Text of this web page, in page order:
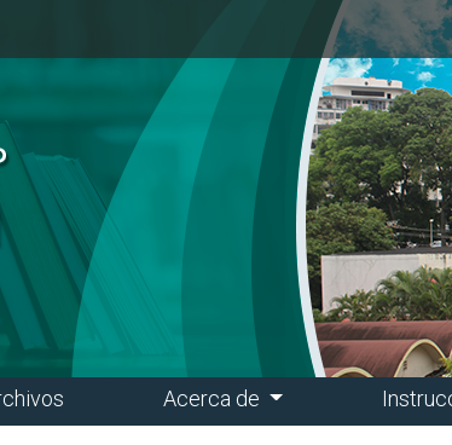
Acerca de